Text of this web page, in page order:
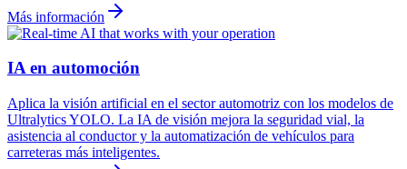
Más información
IA en automoción
Aplica la visión artificial en el sector automotriz con los modelos de
Ultralytics YOLO. La IA de visión mejora la seguridad vial, la
asistencia al conductor y la automatización de vehículos para
carreteras más inteligentes.